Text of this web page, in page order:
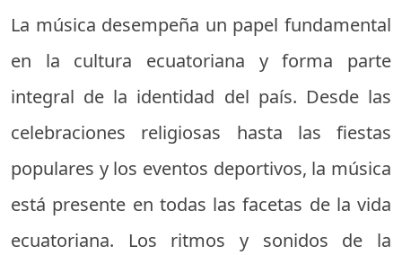
La música desempeña un papel fundamental
en la cultura ecuatoriana y forma parte
integral de la identidad del país. Desde las
celebraciones religiosas hasta las fiestas
populares y los eventos deportivos, la música
está presente en todas las facetas de la vida
ecuatoriana. Los ritmos y sonidos de la